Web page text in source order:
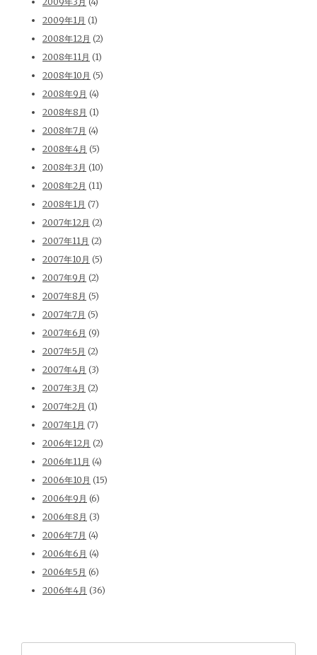
2009年1月 (1)
2008年12月 (2)
2008年11月 (1)
2008年10月 (5)
2008年9月 (4)
2008年8月 (1)
2008年7月 (4)
2008年4月 (5)
2008年3月 (10)
2008年2月 (11)
2008年1月 (7)
2007年12月 (2)
2007年11月 (2)
2007年10月 (5)
2007年9月 (2)
2007年8月 (5)
2007年7月 (5)
2007年6月 (9)
2007年5月 (2)
2007年4月 (3)
2007年3月 (2)
2007年2月 (1)
2007年1月 (7)
2006年12月 (2)
2006年11月 (4)
2006年10月 (15)
2006年9月 (6)
2006年8月 (3)
2006年7月 (4)
2006年6月 (4)
2006年5月 (6)
2006年4月 (36)